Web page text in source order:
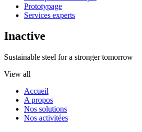
Prototypage
Services experts
Inactive
Sustainable steel for a stronger tomorrow
View all
Accueil
A propos
Nos solutions
Nos activitées